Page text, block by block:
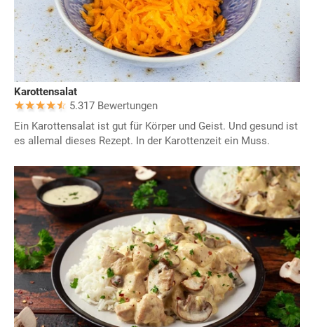
Karottensalat
5.317 Bewertungen
Ein Karottensalat ist gut für Körper und Geist. Und gesund ist
es allemal dieses Rezept. In der Karottenzeit ein Muss.